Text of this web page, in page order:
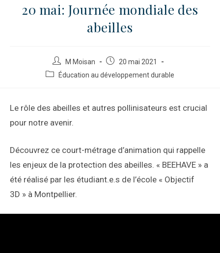
20 mai: Journée mondiale des
abeilles
M Moisan
20 mai 2021
Éducation au développement durable
Le rôle des abeilles et autres pollinisateurs est crucial
pour notre avenir.
Découvrez ce court-métrage d’animation qui rappelle
les enjeux de la protection des abeilles. « BEEHAVE » a
été réalisé par les étudiant.e.s de l’école « Objectif
3D » à Montpellier.